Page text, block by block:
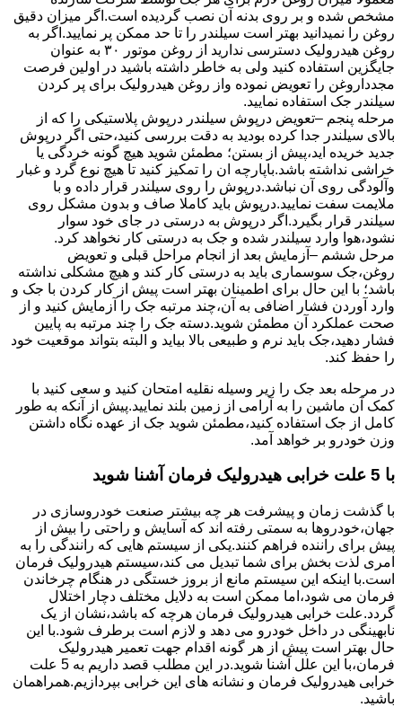
مشخص شده و بر روی بدنه آن نصب گردیده است.اگر میزان دقیق
روغن را نمیدانید بهتر است سیلندر را تا حد ممکن پر نمایید.اگر به
روغن هیدرولیک دسترسی ندارید از روغن موتور ۳۰ به عنوان
جایگزین استفاده کنید ولی به خاطر داشته باشید در اولین فرصت
مجدداروغن را تعویض نموده واز روغن هیدرولیک برای پر کردن
سیلندر جک استفاده نمایید.
مرحله پنجم –تعویض درپوش سیلندر درپوش پلاستیکی را که از
بالای سیلندر جدا کرده بودید به دقت بررسی کنید،حتی اگر درپوش
جدید خریده اید،پیش از بستن؛ مطمئن شوید هیچ گونه خردگی یا
خراشی نداشته باشد.باپارچه ان را تمکیز کنید تا هیچ نوع گرد و غبار
وآلودگی روی آن نباشد.درپوش را روی سیلندر قرار داده و با
ملایمت سفت نمایید.درپوش باید کاملا صاف و بدون مشکل روی
سیلندر قرار بگیرد.اگر درپوش به درستی در جای خود سوار
نشود،هوا وارد سیلندر شده و جک به درستی کار نخواهد کرد.
مرحل ششم –آزمایش بعد از انجام مراحل قبلی و تعویض
روغن،جک سوسماری باید به درستی کار کند و هیچ مشکلی نداشته
باشد؛ با این حال برای اطمینان بهتر است پیش از کار کردن با جک و
وارد آوردن فشار اضافی به آن،چند مرتبه جک را آزمایش کنید و از
صحت عملکرد آن مطمئن شوید.دسته جک را چند مرتبه به پایین
فشار دهید،جک باید نرم و طبیعی بالا بیاید و البته بتواند موقعیت خود
را حفظ کند.
در مرحله بعد جک را زیر وسیله نقلیه امتحان کنید و سعی کنید با
کمک آن ماشین را به آرامی از زمین بلند نمایید.پیش از آنکه به طور
کامل از جک استفاده کنید،مطمئن شوید جک از عهده نگاه داشتن
وزن خودرو بر خواهد آمد.
با 5 علت خرابی هیدرولیک فرمان آشنا شوید
با گذشت زمان و پیشرفت هر چه بیشتر صنعت خودروسازی در
جهان،خودروها به سمتی رفته اند که آسایش و راحتی را بیش از
پیش برای راننده فراهم کنند.یکی از سیستم هایی که رانندگی را به
امری لذت بخش برای شما تبدیل می کند،سیستم هیدرولیک فرمان
است.با اینکه این سیستم مانع از بروز خستگی در هنگام چرخاندن
فرمان می شود،اما ممکن است به دلایل مختلف دچار اختلال
گردد.علت خرابی هیدرولیک فرمان هرچه که باشد،نشان از یک
نابهینگی در داخل خودرو می دهد و لازم است برطرف شود.با این
حال بهتر است پیش از هر گونه اقدام جهت تعمیر هیدرولیک
فرمان،با این علل آشنا شوید.در این مطلب قصد داریم به 5 علت
خرابی هیدرولیک فرمان و نشانه های این خرابی بپردازیم.همراهمان
باشید.